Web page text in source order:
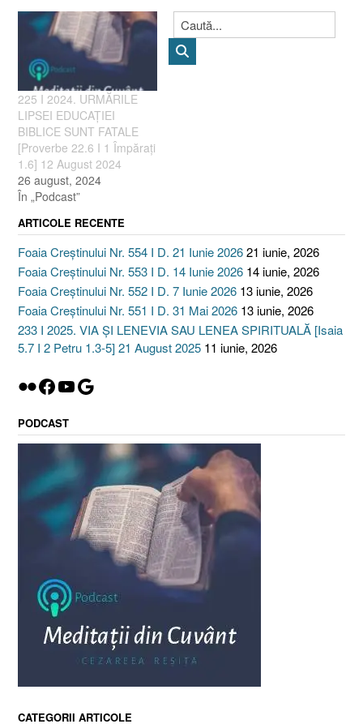
225 I 2024. URMĂRILE
LIPSEI EDUCAȚIEI
BIBLICE SUNT FATALE
[Proverbe 22.6 I 1 Împărați
1.6] 12 August 2024
26 august, 2024
În „Podcast”
ARTICOLE RECENTE
Foaia Creștinului Nr. 554 I D. 21 Iunie 202621 iunie, 2026
Foaia Creștinului Nr. 553 I D. 14 Iunie 2026 14 iunie, 2026
Foaia Creștinului Nr. 552 I D. 7 Iunie 2026 13 iunie, 2026
Foaia Creștinului Nr. 551 I D. 31 Mai 2026 13 iunie, 2026
233 I 2025. VIA ȘI LENEVIA SAU LENEA SPIRITUALĂ [Isaia
5.7 I 2 Petru 1.3-5] 21 August 2025 11 iunie, 2026
Flickr
Facebook
YouTube
Google
PODCAST
CATEGORII ARTICOLE